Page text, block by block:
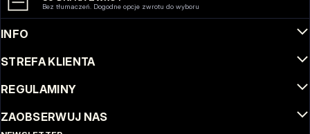
Bez tłumaczeń. Dogodne opcje zwrotu do wyboru
INFO
STREFA KLIENTA
REGULAMINY
ZAOBSERWUJ NAS